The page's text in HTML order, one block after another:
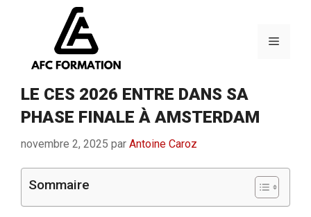
Menu
LE CES 2026 ENTRE DANS SA
PHASE FINALE À AMSTERDAM
novembre 2, 2025 par Antoine Caroz
Sommaire